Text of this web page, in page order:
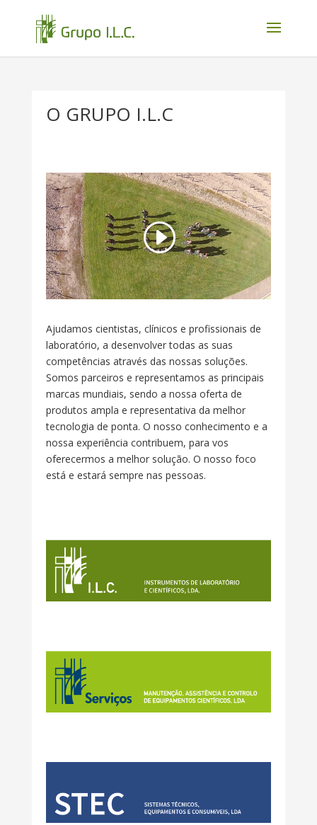
O GRUPO I.L.C
Ajudamos cientistas, clínicos e profissionais de
laboratório, a desenvolver todas as suas
competências através das nossas soluções.
Somos parceiros e representamos as principais
marcas mundiais, sendo a nossa oferta de
produtos ampla e representativa da melhor
tecnologia de ponta. O nosso conhecimento e a
nossa experiência contribuem, para vos
oferecermos a melhor solução. O nosso foco
está e estará sempre nas pessoas.